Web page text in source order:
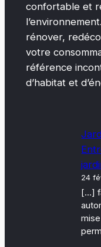
confortable et
rénover,
votre
référence
d’habitat et
24
[…]